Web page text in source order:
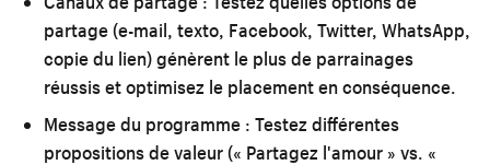
partage (e-mail, texto, Facebook, Twitter, WhatsApp,
copie du lien) génèrent le plus de parrainages
réussis et optimisez le placement en conséquence.
Message du programme : Testez différentes
propositions de valeur (« Partagez l'amour » vs. «